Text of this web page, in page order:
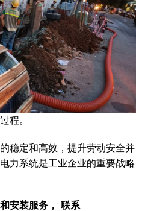
程。
稳定和高效，提升劳动安全并
力系统是工业企业的重要战略
安装服务， 联系